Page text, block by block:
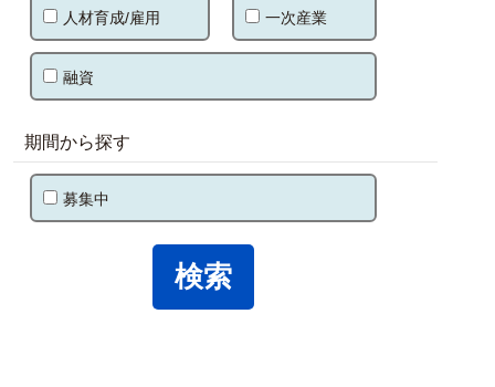
人材育成/雇用 一次産業
融資
期間から探す
募集中